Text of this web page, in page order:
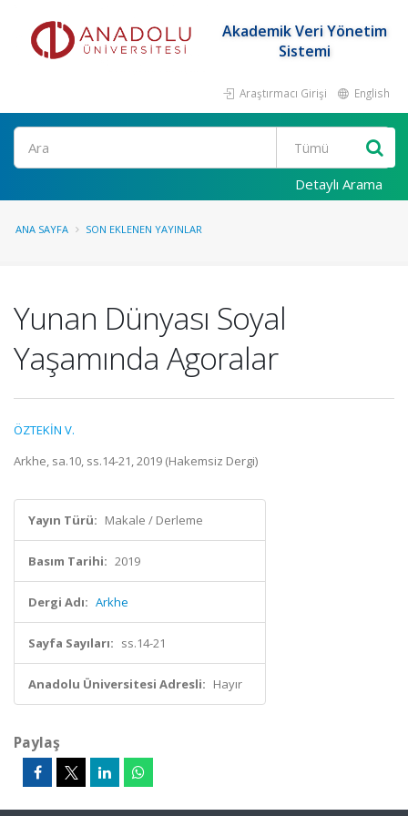
Akademik Veri Yönetim
Sistemi
Araştırmacı Girişi English
Ara
Detaylı Arama
ANA SAYFA SON EKLENEN YAYINLAR
Yunan Dünyası Soyal
Yaşamında Agoralar
ÖZTEKİN V.
Arkhe, sa.10, ss.14-21, 2019 (Hakemsiz Dergi)
Yayın Türü: Makale / Derleme
Basım Tarihi: 2019
Dergi Adı: Arkhe
Sayfa Sayıları: ss.14-21
Anadolu Üniversitesi Adresli: Hayır
Paylaş